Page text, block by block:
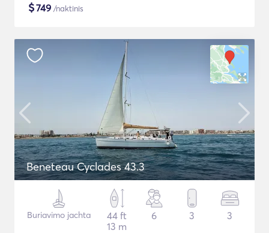
$749 /naktinis
Beneteau Cyclades 43.3
Buriavimo jachta
44 ft
13 m
6 3 3